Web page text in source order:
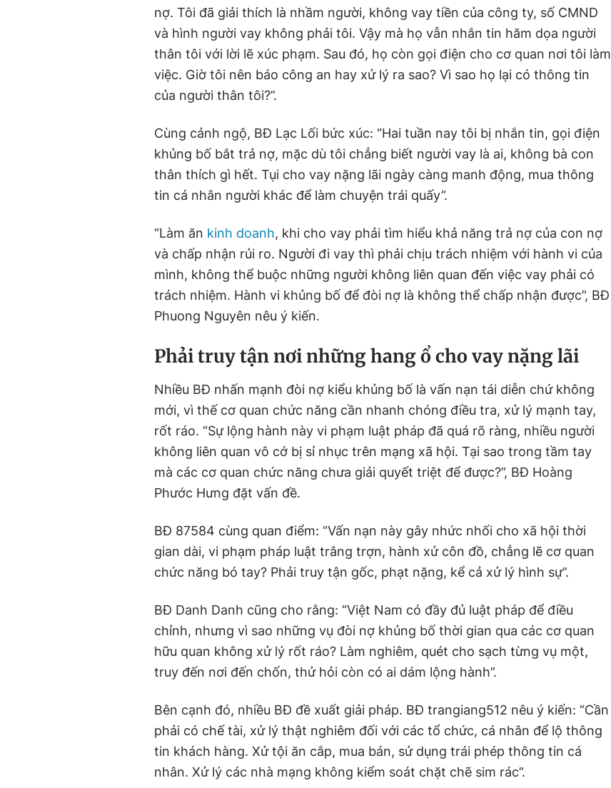
nợ. Tôi đã giải thích là nhầm người, không vay tiền của công ty, số CMND
và hình người vay không phải tôi. Vậy mà họ vẫn nhắn tin hăm dọa người
thân tôi với lời lẽ xúc phạm. Sau đó, họ còn gọi điện cho cơ quan nơi tôi làm
việc. Giờ tôi nên báo công an hay xử lý ra sao? Vì sao họ lại có thông tin
của người thân tôi?”.
Cùng cảnh ngộ, BĐ Lạc Lối bức xúc: “Hai tuần nay tôi bị nhắn tin, gọi điện
khủng bố bắt trả nợ, mặc dù tôi chẳng biết người vay là ai, không bà con
thân thích gì hết. Tụi cho vay nặng lãi ngày càng manh động, mua thông
tin cá nhân người khác để làm chuyện trái quấy”.
“Làm ăn kinh doanh, khi cho vay phải tìm hiểu khả năng trả nợ của con nợ
và chấp nhận rủi ro. Người đi vay thì phải chịu trách nhiệm với hành vi của
mình, không thể buộc những người không liên quan đến việc vay phải có
trách nhiệm. Hành vi khủng bố để đòi nợ là không thể chấp nhận được”, BĐ
Phuong Nguyên nêu ý kiến.
Phải truy tận nơi những hang ổ cho vay nặng lãi
Nhiều BĐ nhấn mạnh đòi nợ kiểu khủng bố là vấn nạn tái diễn chứ không
mới, vì thế cơ quan chức năng cần nhanh chóng điều tra, xử lý mạnh tay,
rốt ráo. “Sự lộng hành này vi phạm luật pháp đã quá rõ ràng, nhiều người
không liên quan vô cớ bị sỉ nhục trên mạng xã hội. Tại sao trong tầm tay
mà các cơ quan chức năng chưa giải quyết triệt để được?”, BĐ Hoàng
Phước Hưng đặt vấn đề.
BĐ 87584 cùng quan điểm: “Vấn nạn này gây nhức nhối cho xã hội thời
gian dài, vi phạm pháp luật trắng trợn, hành xử côn đồ, chẳng lẽ cơ quan
chức năng bó tay? Phải truy tận gốc, phạt nặng, kể cả xử lý hình sự”.
BĐ Danh Danh cũng cho rằng: “Việt Nam có đầy đủ luật pháp để điều
chỉnh, nhưng vì sao những vụ đòi nợ khủng bố thời gian qua các cơ quan
hữu quan không xử lý rốt ráo? Làm nghiêm, quét cho sạch từng vụ một,
truy đến nơi đến chốn, thử hỏi còn có ai dám lộng hành”.
Bên cạnh đó, nhiều BĐ đề xuất giải pháp. BĐ trangiang512 nêu ý kiến: “Cần
phải có chế tài, xử lý thật nghiêm đối với các tổ chức, cá nhân để lộ thông
tin khách hàng. Xử tội ăn cắp, mua bán, sử dụng trái phép thông tin cá
nhân. Xử lý các nhà mạng không kiểm soát chặt chẽ sim rác”.